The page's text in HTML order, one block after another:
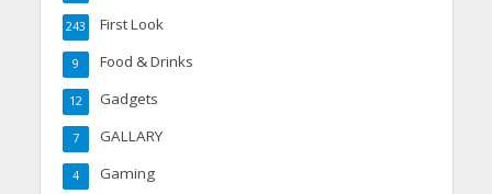
First Look
243
Food & Drinks
9
Gadgets
12
GALLARY
7
Gaming
4